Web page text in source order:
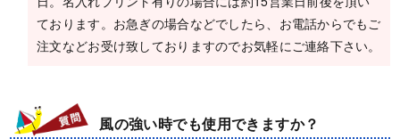
ております。お急ぎの場合などでしたら、お電話からでもご
注文などお受け致しておりますのでお気軽にご連絡下さい。
風の強い時でも使用できますか？